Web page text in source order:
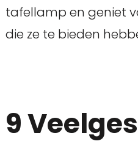
tafellamp en geniet
die ze te bieden
9